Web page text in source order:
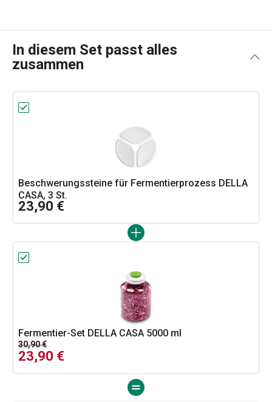
In diesem Set passt alles
zusammen
Beschwerungssteine für Fermentierprozess DELLA
CASA, 3 St.
23,90 €
Fermentier-Set DELLA CASA 5000 ml
30,90 €
23,90 €